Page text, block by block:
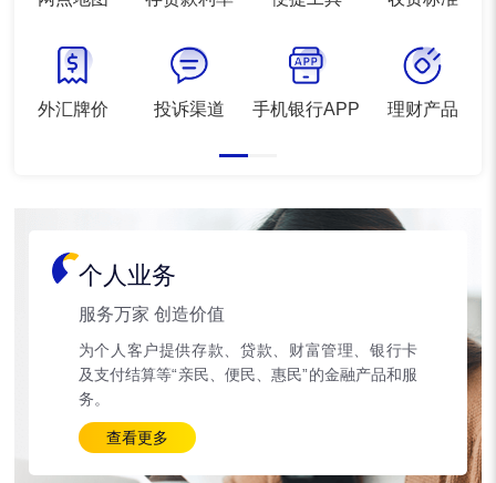
外汇牌价 投诉渠道 手机银行APP 理财产品
个人业务
服务万家 创造价值
为个人客户提供存款、贷款、财富管理、银行卡
及支付结算等“亲民、便民、惠民”的金融产品和服
务。
查看更多